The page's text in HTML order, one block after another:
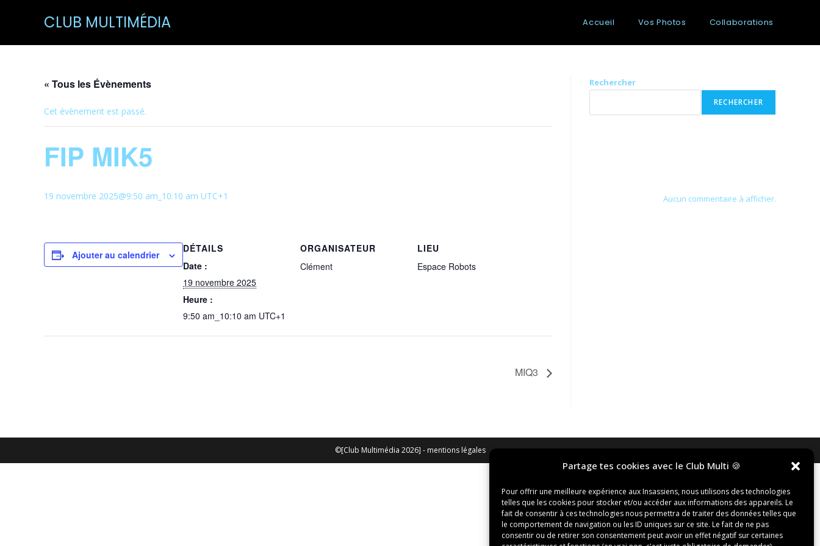
Partage tes cookies avec le Club Multi 🍪
Pour offrir une meilleure expérience aux Insassiens, nous utilisons des technologies
telles que les cookies pour stocker et/ou accéder aux informations des appareils. Le
fait de consentir à ces technologies nous permettra de traiter des données telles que
le comportement de navigation ou les ID uniques sur ce site. Le fait de ne pas
consentir ou de retirer son consentement peut avoir un effet négatif sur certaines
CLUB MULTIMÉDIA Accueil Vos Photos Collaborations
« Tous les Évènements
Cet évènement est passé.
FIP MIK5
19 novembre 2025@9:50 am 10:10 am UTC+1
Ajouter au calendrier
DÉTAILS
Date :
19 novembre 2025
Heure :
9:50 am_10:10 am UTC+1
ORGANISATEUR
Clément
LIEU
Espace Robots
MIQ3
Rechercher
RECHERCHER
Aucun commentaire à afficher.
©[Club Multimédia 2026] - mentions légales